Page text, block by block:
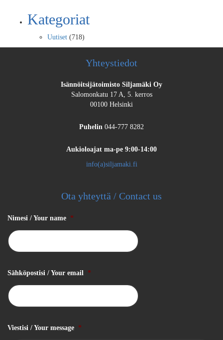
Kategoriat
Uutiset (718)
Yhteystiedot
Isännöitsijätoimisto Siljamäki Oy
Salomonkatu 17 A, 5. kerros
00100 Helsinki
Puhelin 044-777 8282
Aukioloajat ma-pe 9:00-14:00
info(a)siljamaki.fi
Ota yhteyttä / Contact us
Nimesi / Your name *
Sähköpostisi / Your email *
Viestisi / Your message *